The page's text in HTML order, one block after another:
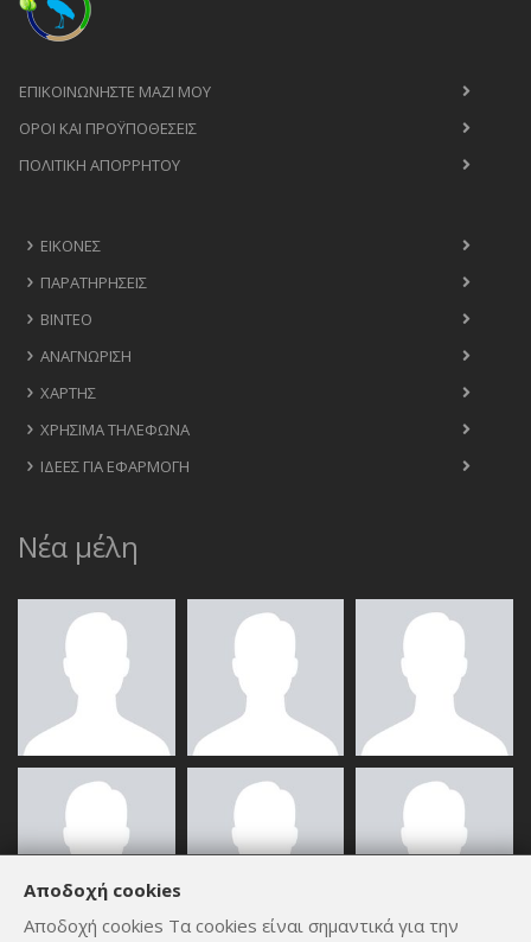
ΕΠΙΚΟΙΝΩΝΉΣΤΕ ΜΑΖΊ ΜΟΥ
ΟΡΟΙ ΚΑΙ ΠΡΟΫΠΟΘΈΣΕΙΣ
ΠΟΛΙΤΙΚΉ ΑΠΟΡΡΉΤΟΥ
ΕΙΚΌΝΕΣ
ΠΑΡΑΤΗΡΉΣΕΙΣ
ΒΊΝΤΕΟ
ΑΝΑΓΝΏΡΙΣΗ
ΧΆΡΤΗΣ
ΧΡΉΣΙΜΑ ΤΗΛΈΦΩΝΑ
ΙΔΈΕΣ ΓΙΑ ΕΦΑΡΜΟΓΉ
Νέα μέλη
Αποδοχή cookies
Αποδοχή cookies Τα cookies είναι σημαντικά για την